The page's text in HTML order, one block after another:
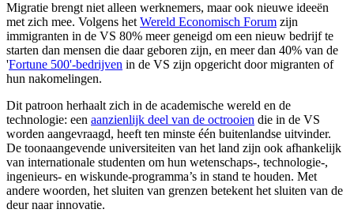
Migratie brengt niet alleen werknemers, maar ook nieuwe ideeën
met zich mee. Volgens hetWereld Economisch Forum zijn
immigranten in de VS 80% meer geneigd om een nieuw bedrijf te
starten dan mensen die daar geboren zijn, en meer dan 40% van de
'Fortune 500'-bedrijven in de VS zijn opgericht door migranten of
hun nakomelingen.
Dit patroon herhaalt zich in de academische wereld en de
technologie: een aanzienlijk deel van de octrooien die in de VS
worden aangevraagd, heeft ten minste één buitenlandse uitvinder.
De toonaangevende universiteiten van het land zijn ook afhankelijk
van internationale studenten om hun wetenschaps-, technologie-,
ingenieurs- en wiskunde-programma’s in stand te houden. Met
andere woorden, het sluiten van grenzen betekent het sluiten van de
deur naar innovatie.